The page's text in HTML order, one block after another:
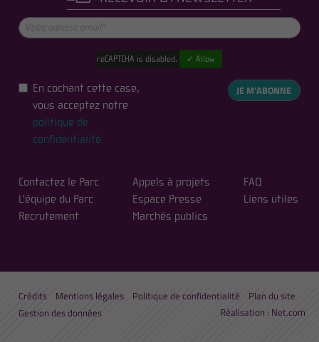
reCAPTCHA is disabled. ✓ Allow
En cochant cette case,
vous acceptez notre
politique de
confidentialité
JE M'ABONNE
Contactez le Parc
L'équipe du Parc
Recrutement
Appels à projets
Espace Presse
Marchés publics
FAQ
Liens utiles
Crédits Mentions légales Politique de confidentialité
Plan du site
Réalisation : Net.com
Gestion des données